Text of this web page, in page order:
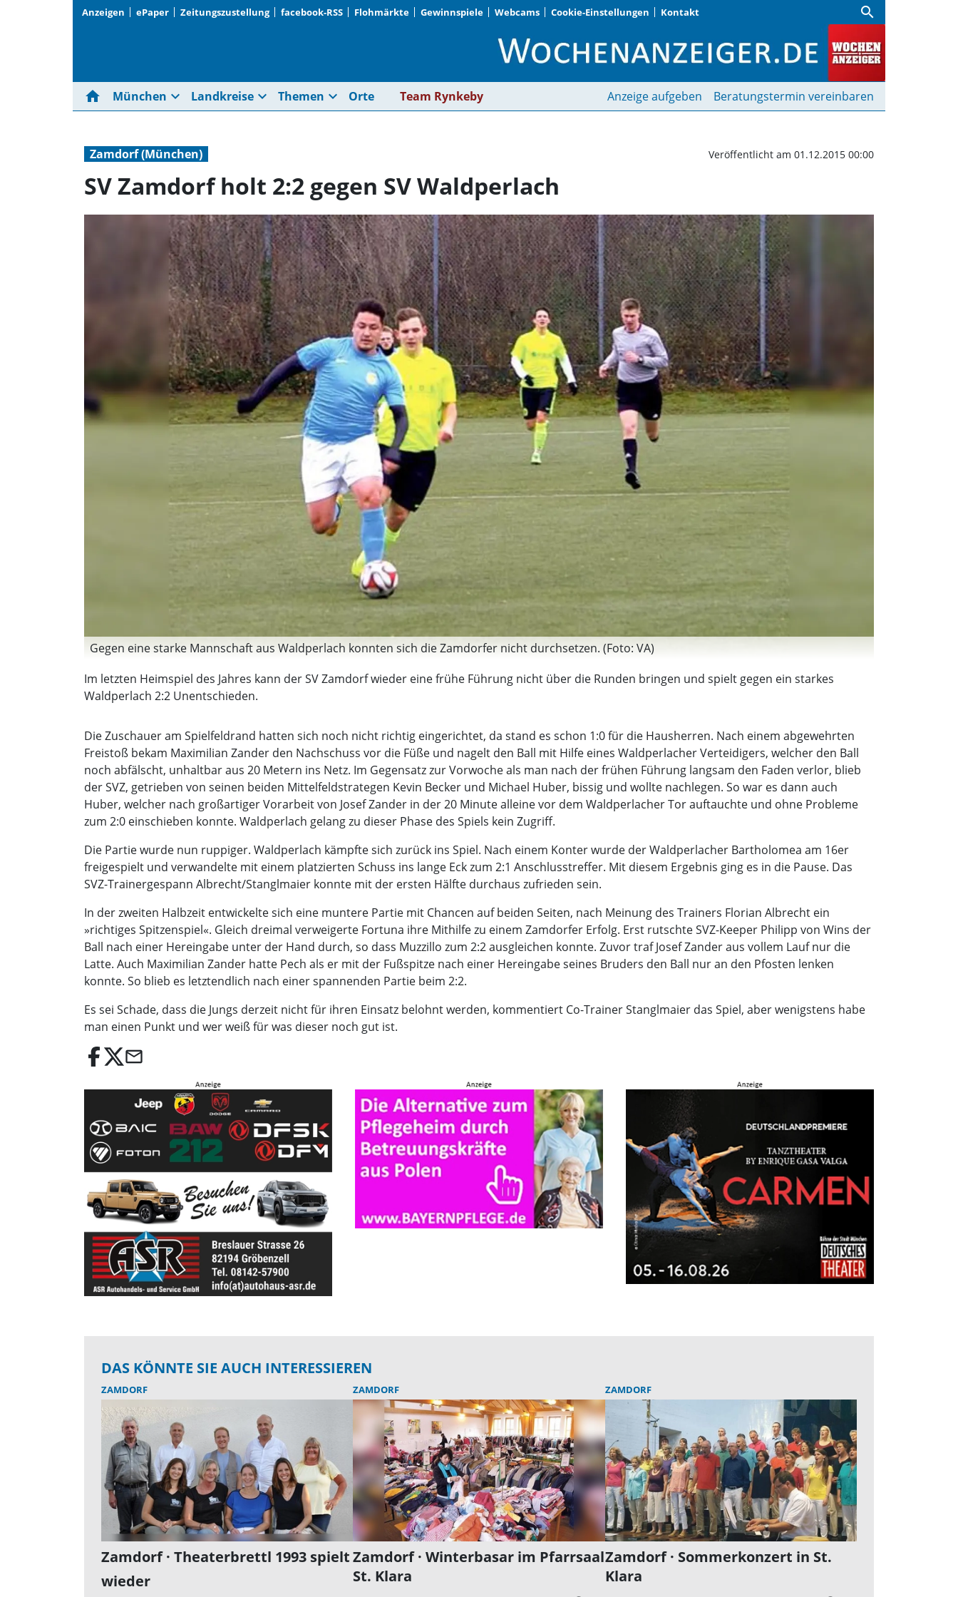
Anzeigen ePaper Zeitungszustellung facebook-RSS Flohmärkte Gewinnspiele Webcams Cookie-Einstellungen Kontakt search
SV Zamdorf holt 2:2 gegen SV Waldperlach |
home München expand_more Landkreise expand_more Themen expand_more Orte Team Rynkeby Anzeige aufgeben Beratungstermin vereinbaren
Zamdorf (München) Veröffentlicht am 01.12.2015 00:00
SV Zamdorf holt 2:2 gegen SV Waldperlach
Gegen eine starke Mannschaft aus Waldperlach konnten sich die Zamdorfer nicht durchsetzen. (Foto: VA)
Im letzten Heimspiel des Jahres kann der SV Zamdorf wieder eine frühe Führung nicht über die Runden bringen und spielt gegen ein starkes
Waldperlach 2:2 Unentschieden.
Die Zuschauer am Spielfeldrand hatten sich noch nicht richtig eingerichtet, da stand es schon 1:0 für die Hausherren. Nach einem abgewehrten
Freistoß bekam Maximilian Zander den Nachschuss vor die Füße und nagelt den Ball mit Hilfe eines Waldperlacher Verteidigers, welcher den Ball
noch abfälscht, unhaltbar aus 20 Metern ins Netz. Im Gegensatz zur Vorwoche als man nach der frühen Führung langsam den Faden verlor, blieb
der SVZ, getrieben von seinen beiden Mittelfeldstrategen Kevin Becker und Michael Huber, bissig und wollte nachlegen. So war es dann auch
Huber, welcher nach großartiger Vorarbeit von Josef Zander in der 20 Minute alleine vor dem Waldperlacher Tor auftauchte und ohne Probleme
zum 2:0 einschieben konnte. Waldperlach gelang zu dieser Phase des Spiels kein Zugriff.
Die Partie wurde nun ruppiger. Waldperlach kämpfte sich zurück ins Spiel. Nach einem Konter wurde der Waldperlacher Bartholomea am 16er
freigespielt und verwandelte mit einem platzierten Schuss ins lange Eck zum 2:1 Anschlusstreffer. Mit diesem Ergebnis ging es in die Pause. Das
SVZ-Trainergespann Albrecht/Stanglmaier konnte mit der ersten Hälfte durchaus zufrieden sein.
In der zweiten Halbzeit entwickelte sich eine muntere Partie mit Chancen auf beiden Seiten, nach Meinung des Trainers Florian Albrecht ein
»richtiges Spitzenspiel«. Gleich dreimal verweigerte Fortuna ihre Mithilfe zu einem Zamdorfer Erfolg. Erst rutschte SVZ-Keeper Philipp von Wins der
Ball nach einer Hereingabe unter der Hand durch, so dass Muzzillo zum 2:2 ausgleichen konnte. Zuvor traf Josef Zander aus vollem Lauf nur die
Latte. Auch Maximilian Zander hatte Pech als er mit der Fußspitze nach einer Hereingabe seines Bruders den Ball nur an den Pfosten lenken
konnte. So blieb es letztendlich nach einer spannenden Partie beim 2:2.
Es sei Schade, dass die Jungs derzeit nicht für ihren Einsatz belohnt werden, kommentiert Co-Trainer Stanglmaier das Spiel, aber wenigstens habe
man einen Punkt und wer weiß für was dieser noch gut ist.
email
DAS KÖNNTE SIE AUCH INTERESSIEREN
ZAMDORF
Zamdorf · Theaterbrettl 1993 spielt
wieder
ZAMDORF
Zamdorf · Winterbasar im Pfarrsaal
St. Klara
ZAMDORF
Zamdorf · Sommerkonzert in St.
Klara